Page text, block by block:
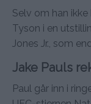
Selv om han
Tyson i en
Jones Jr., som
Jake Pauls
Paul går inn i